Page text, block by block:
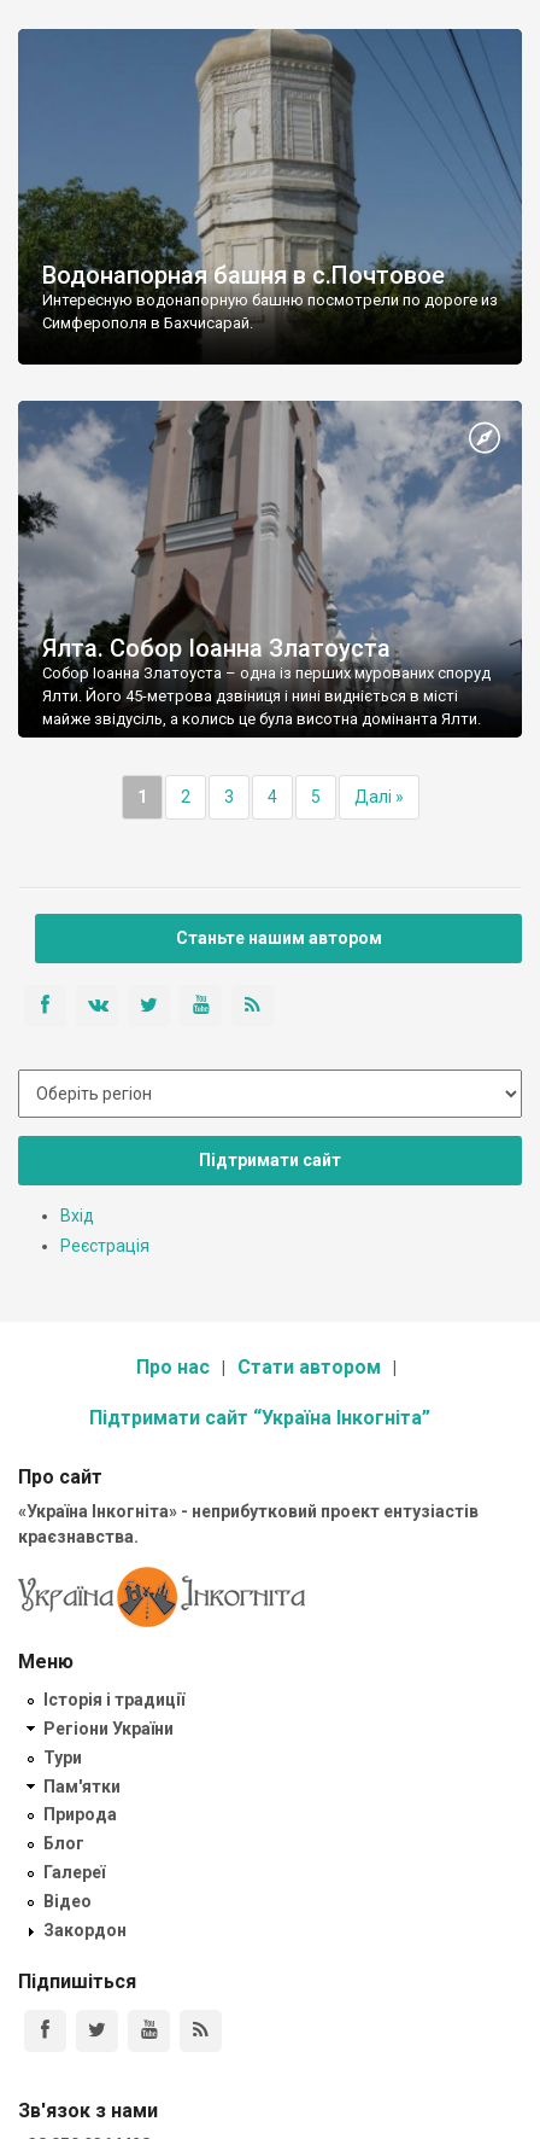
Водонапорная башня в с.Почтовое
Интересную водонапорную башню посмотрели по дороге из
Симферополя в Бахчисарай.
Ялта. Собор Іоанна Златоуста
Собор Іоанна Златоуста – одна із перших мурованих споруд
Ялти. Його 45-метрова дзвіниця і нині видніється в місті
майже звідусіль, а колись це була висотна домінанта Ялти.
1 2 3 4 5 Далі »
Станьте нашим автором
Підтримати сайт
Вхід
Реєстрація
Про нас Стати автором
Підтримати сайт “Україна Інкогніта”
Про сайт
«Україна Інкогніта» - неприбутковий проект ентузіастів
краєзнавства.
Меню
Історія і традиції
Регіони України
Тури
Пам'ятки
Природа
Блог
Галереї
Відео
Закордон
Підпишіться
Зв'язок з нами